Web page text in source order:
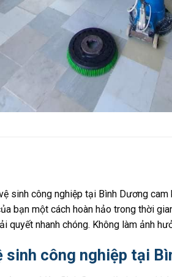
sinh công nghiệp tại Bình Dương cam
bạn một cách hoàn hảo trong thời
quyết nhanh chóng. Không làm ảnh
sinh công nghiệp tại